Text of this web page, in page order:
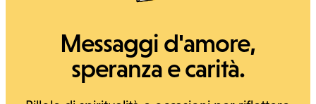
Messaggi d'amore,
speranza e carità.